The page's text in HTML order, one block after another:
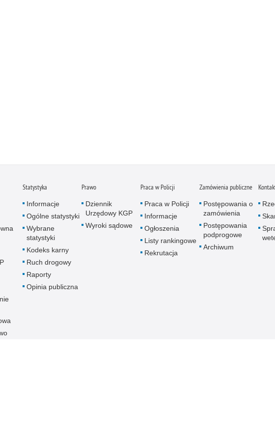
Statystyka
Informacje
Ogólne statystyki
Wybrane
statystyki
Kodeks karny
Ruch drogowy
Raporty
Opinia publiczna
Prawo
Dziennik
Urzędowy KGP
Wyroki sądowe
Praca w Policji
Praca w Policji
Informacje
Ogłoszenia
Listy rankingowe
Rekrutacja
Zamówienia publiczne
Postępowania o
zamówienia
Postępowania
podprogowe
Archiwum